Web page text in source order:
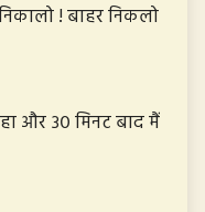
! बाहर निकलो
और ३० मिनट बाद मैं